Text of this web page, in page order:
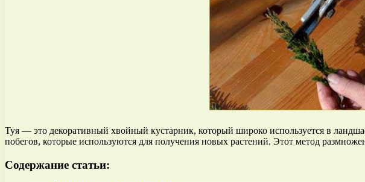
Туя — это декоративный хвойный кустарник, который широко используется в
побегов, которые используются для получения новых растений. Этот метод
Содержание статьи: